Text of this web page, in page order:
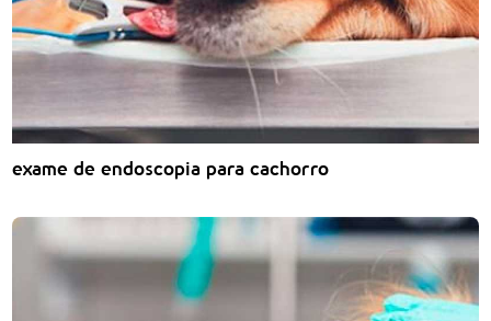
exame de endoscopia para cachorro